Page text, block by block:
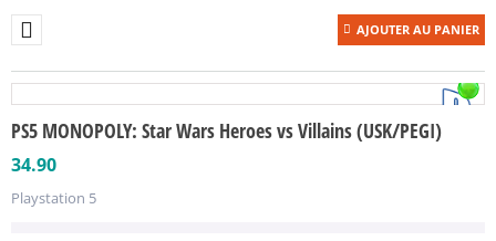
AJOUTER AU PANIER
PS5 MONOPOLY: Star Wars Heroes vs Villains (USK/PEGI)
34.90
Playstation 5